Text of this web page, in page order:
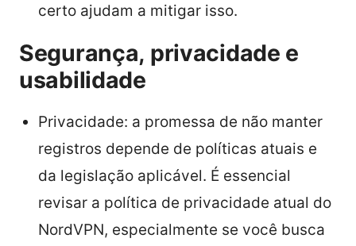
certo ajudam a mitigar isso.
Segurança, privacidade e
usabilidade
Privacidade: a promessa de não manter
registros depende de políticas atuais e
da legislação aplicável. É essencial
revisar a política de privacidade atual do
NordVPN, especialmente se você busca